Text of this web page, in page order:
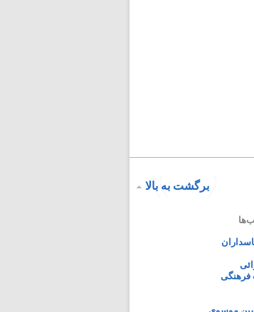
برگشت به بالا
فرهنگی